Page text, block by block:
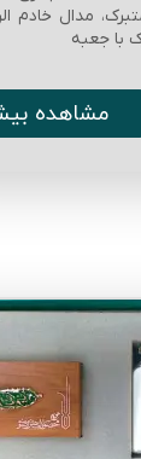
مدال خادم
با جعبه
مشاهده